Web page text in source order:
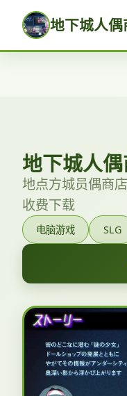
地下城人
地下城人
地点方城员偶商
收费下载
电脑游戏 SLG